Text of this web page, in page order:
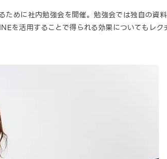
めに社内勉強会を開催。勉強会では独自の資
を活用することで得られる効果についてもレク